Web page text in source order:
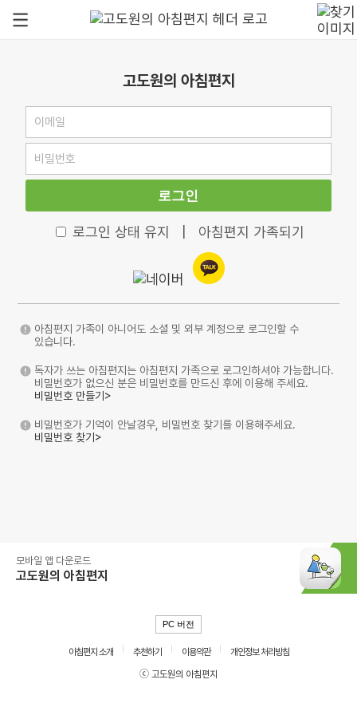
고도원의 아침편지
로그인
로그인 상태 유지 아침편지 가족되기
아침편지 가족이 아니어도 소셜 및 외부 계정으로 로그인할 수
있습니다.
독자가 쓰는 아침편지는 아침편지 가족으로 로그인하셔야 가능합니다.
비밀번호가 없으신 분은 비밀번호를 만드신 후에 이용해 주세요.
비밀번호 만들기>
비밀번호가 기억이 안날경우, 비밀번호 찾기를 이용해주세요.
비밀번호 찾기>
모바일 앱 다운로드
고도원의 아침편지
PC 버전
아침편지 소개 추천하기 이용약관
개인정보 처리방침
ⓒ 고도원의 아침편지